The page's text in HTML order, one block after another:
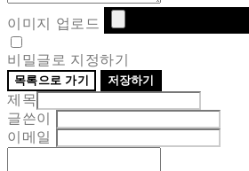
이미지 업로드
비밀글로 지정하기
목록으로 가기 저장하기
제목
글쓴이
이메일